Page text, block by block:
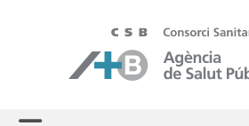
ASPB - Agència de Salut